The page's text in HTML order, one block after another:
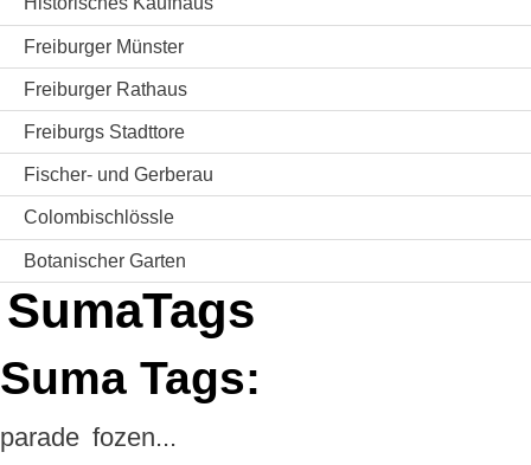
Freiburger Münster
Freiburger Rathaus
Freiburgs Stadttore
Fischer- und Gerberau
Colombischlössle
Botanischer Garten
SumaTags
Suma Tags:
parade fozen...